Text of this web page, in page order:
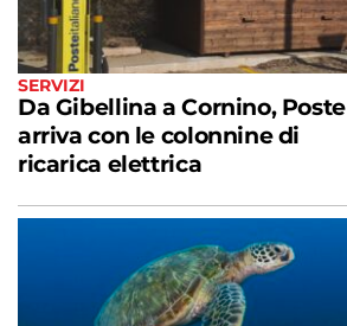
SERVIZI
Da Gibellina a Cornino, Poste
arriva con le colonnine di
ricarica elettrica